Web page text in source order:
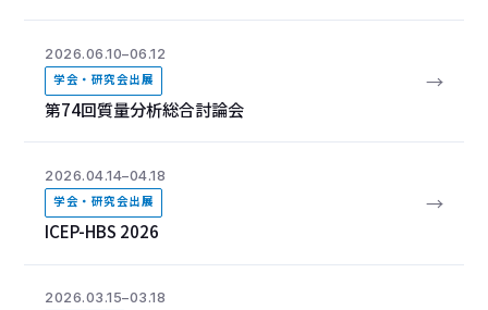
2026.06.10–06.12
学会・研究会出展
第74回質量分析総合討論会
→
2026.04.14–04.18
学会・研究会出展
ICEP-HBS 2026
→
2026.03.15–03.18